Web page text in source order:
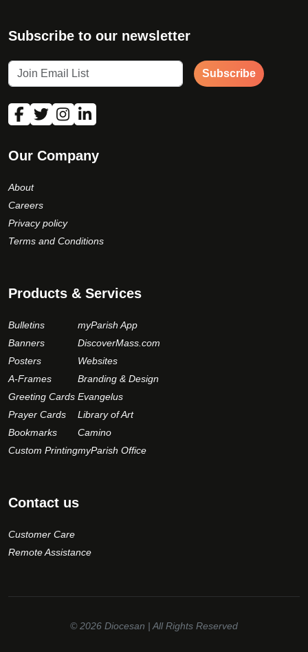
Subscribe to our newsletter
Subscribe
Our Company
About
Careers
Privacy policy
Terms and Conditions
Products & Services
Bulletins
Banners
Posters
A-Frames
Greeting Cards
Prayer Cards
Bookmarks
Custom Printing
myParish App
DiscoverMass.com
Websites
Branding & Design
Evangelus
Library of Art
Camino
myParish Office
Contact us
Customer Care
Remote Assistance
© 2026 Diocesan | All Rights Reserved